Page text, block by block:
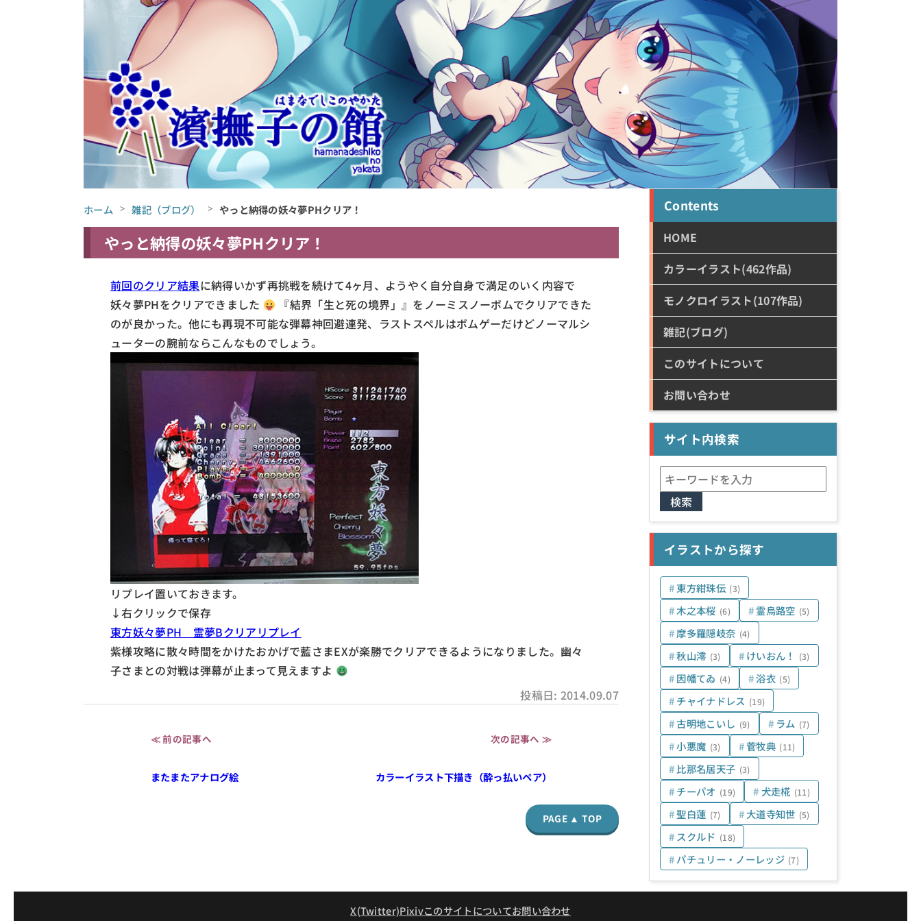
ホーム 雑記（ブログ） やっと納得の妖々夢PHクリア！
やっと納得の妖々夢PHクリア！
前回のクリア結果に納得いかず再挑戦を続けて4ヶ月、ようやく自分自身で満足のいく内容で
妖々夢PHをクリアできました
『結界「生と死の境界」』をノーミスノーボムでクリアできた
のが良かった。他にも再現不可能な弾幕神回避連発、ラストスペルはボムゲーだけどノーマルシ
ューターの腕前ならこんなものでしょう。
リプレイ置いておきます。
↓右クリックで保存
東方妖々夢PH 霊夢Bクリアリプレイ
紫様攻略に散々時間をかけたおかげで藍さまEXが楽勝でクリアできるようになりました。幽々
子さまとの対戦は弾幕が止まって見えますよ
投稿日: 2014.09.07
≪ 前の記事へ
またまたアナログ絵
次の記事へ ≫
カラーイラスト下描き（酔っ払いペア）
PAGE ▲ TOP
Contents
HOME
カラーイラスト(462作品)
モノクロイラスト(107作品)
雑記(ブログ)
このサイトについて
お問い合わせ
サイト内検索
検
索:
イラストから探す
東方紺珠伝 (3)
木之本桜 (6) 霊烏路空 (5)
摩多羅隠岐奈 (4)
秋山澪 (3) けいおん！ (3)
因幡てゐ (4) 浴衣 (5)
チャイナドレス (19)
古明地こいし (9) ラム (7)
小悪魔 (3) 菅牧典 (11)
比那名居天子 (3)
チーパオ (19) 犬走椛 (11)
聖白蓮 (7) 大道寺知世 (5)
スクルド (18)
パチュリー・ノーレッジ (7)
X(Twitter)Pixivこのサイトについてお問い合わせ